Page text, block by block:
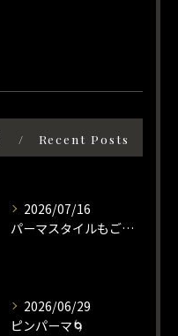
Recent Posts
2026/07/16
パーマスタイルもご相談ください☀️
2026/06/29
ピンパーマ🌀